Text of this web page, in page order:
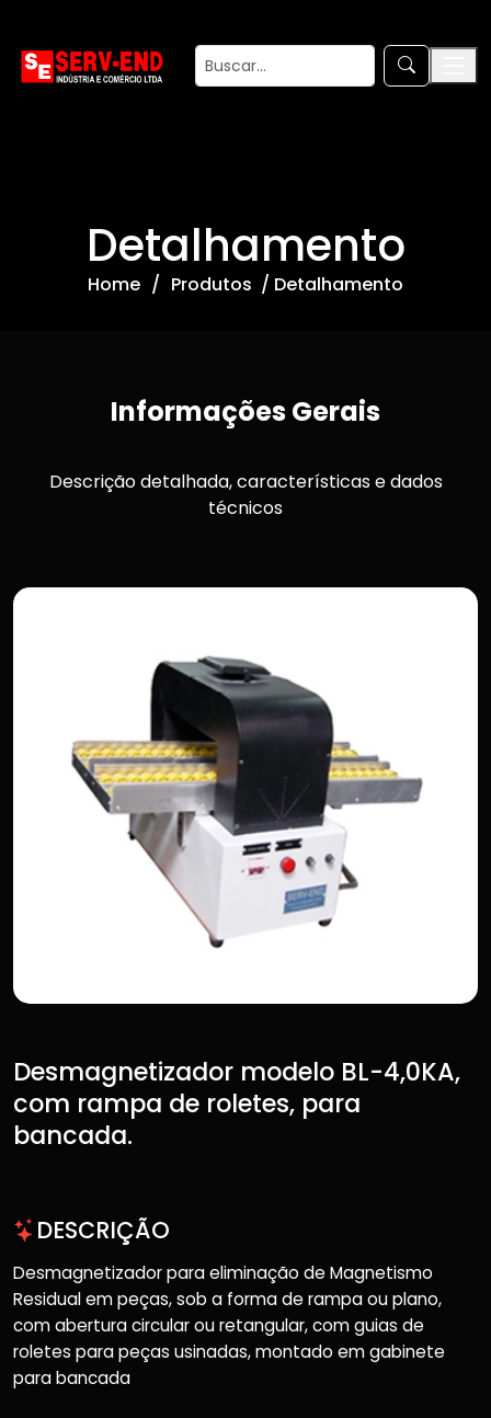
Detalhamento
Home Produtos / Detalhamento
Informações Gerais
Descrição detalhada, características e dados
técnicos
Desmagnetizador modelo BL-4,0KA,
com rampa de roletes, para
bancada.
DESCRIÇÃO
Desmagnetizador para eliminação de Magnetismo
Residual em peças, sob a forma de rampa ou plano,
com abertura circular ou retangular, com guias de
roletes para peças usinadas, montado em gabinete
para bancada